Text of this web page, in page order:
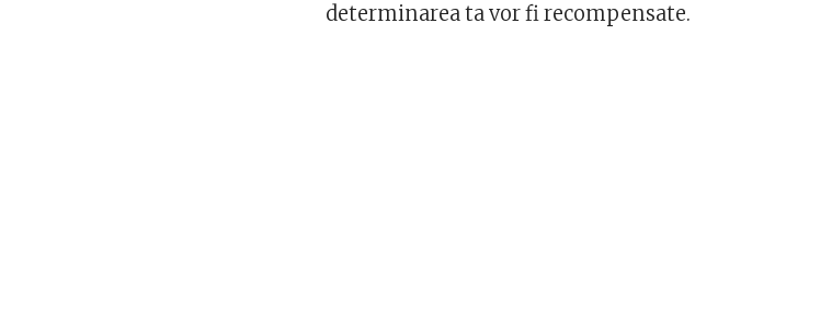
determinarea ta vor fi recompensate.